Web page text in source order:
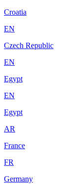
Croatia
EN
Czech Republic
EN
Egypt
EN
Egypt
AR
France
FR
Germany